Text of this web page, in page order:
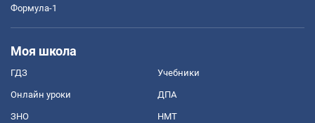
Формула-1
Моя школа
ГДЗ Учебники
Онлайн уроки ДПА
ЗНО НМТ